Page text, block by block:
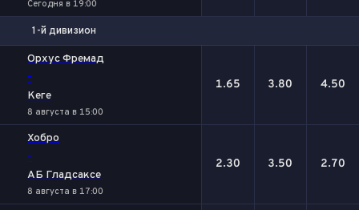
Сегодня в 19:00
1-й дивизион
Орхус Фремад
-
Кеге
8 августа в 15:00
1.65 3.80 4.50
Хобро
-
АБ Гладсаксе
8 августа в 17:00
2.30 3.50 2.70